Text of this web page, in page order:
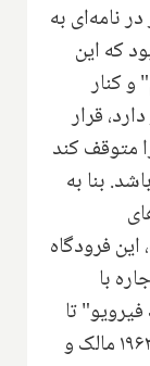
نامه‌ای به
که این
کنار
- جنوبی ۴۰۴ قرار دارد، قرار
را متوقف کند
بنا به
فرودگاه
با
تا
کنون ادامه داده است. اسمیت از سال ۱۹۶۳ مالک و